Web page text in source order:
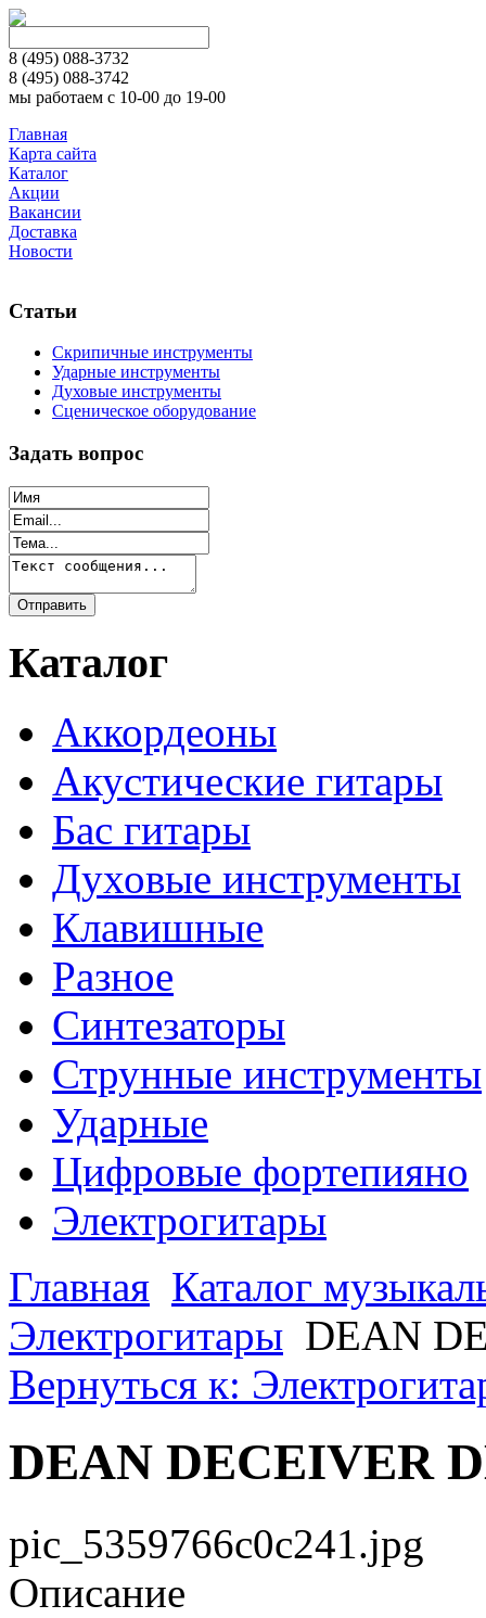
8 (495) 088-3732
8 (495) 088-3742
мы работаем с 10-00 до 19-00
Главная
Карта сайта
Каталог
Акции
Вакансии
Доставка
Новости
Статьи
Скрипичные инструменты
Ударные инструменты
Духовые инструменты
Сценическое оборудование
Задать вопрос
Каталог
Аккордеоны
Акустические гитары
Бас гитары
Духовые инструменты
Клавишные
Разное
Синтезаторы
Струнные инструменты
Ударные
Цифровые фортепияно
Электрогитары
Главная Каталог
Электрогитары DEAN
Вернуться к:
DEAN DECEIVER
pic_5359766c0c241.jpg
Описание